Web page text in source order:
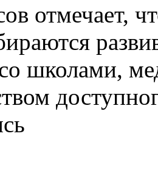
отмечает,
школами,